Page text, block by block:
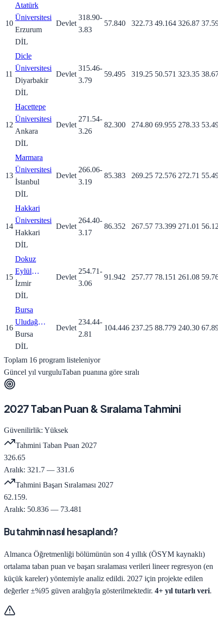
10
Atatürk
Üniversitesi
Erzurum
DİL
Devlet
318.90-
3.83
57.840 322.73 49.164 326.87
11
Dicle
Üniversitesi
Diyarbakir
DİL
Devlet
315.46-
3.79
59.495 319.25 50.571 323.35
12
Hacettepe
Üniversitesi
Ankara
DİL
Devlet
271.54-
3.26
82.300 274.80 69.955 278.33
13
Marmara
Üniversitesi
İstanbul
DİL
Devlet
266.06-
3.19
85.383 269.25 72.576 272.71
14
Hakkari
Üniversitesi
Hakkari
DİL
Devlet
264.40-
3.17
86.352 267.57 73.399 271.01
15
Dokuz
Eylül
Üniversitesi
İzmir
DİL
Devlet
254.71-
3.06
91.942 257.77 78.151 261.08
16
Bursa
Uludağ
Üniversitesi
Bursa
DİL
Devlet
234.44-
2.81
104.446 237.25 88.779 240.30
Toplam 16 program listeleniyor
Güncel yıl vurguluTaban puanına göre sıralı
2027Taban Puan & Sıralama Tahmini
Güvenilirlik: Yüksek
Tahmini Taban Puan 2027
326.65
Aralık: 321.7 — 331.6
Tahmini Başarı Sıralaması 2027
62.159.
Aralık: 50.836 — 73.481
Bu tahmin nasıl hesaplandı?
Almanca Öğretmenliği bölümünün son 4 yıllık (ÖSYM kaynaklı)
ortalama taban puan ve başarı sıralaması verileri lineer regresyon (en
küçük kareler) yöntemiyle analiz edildi. 2027 için projekte edilen
değerler ±%95 güven aralığıyla gösterilmektedir. 4+ yıl tutarlı veri.